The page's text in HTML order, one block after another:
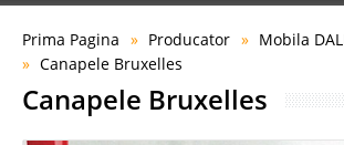
Prima Pagina Producator
Mobila
Canapele Bruxelles
Canapele Bruxelles